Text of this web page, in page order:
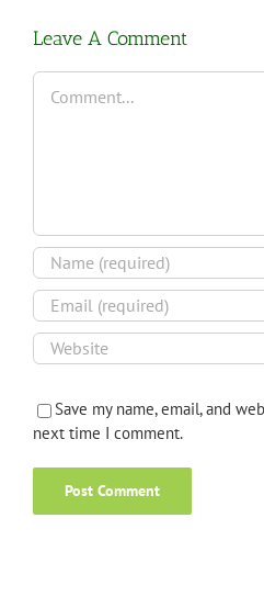
Leave A Comment
Comment
Save my name, email, and
next time I comment.